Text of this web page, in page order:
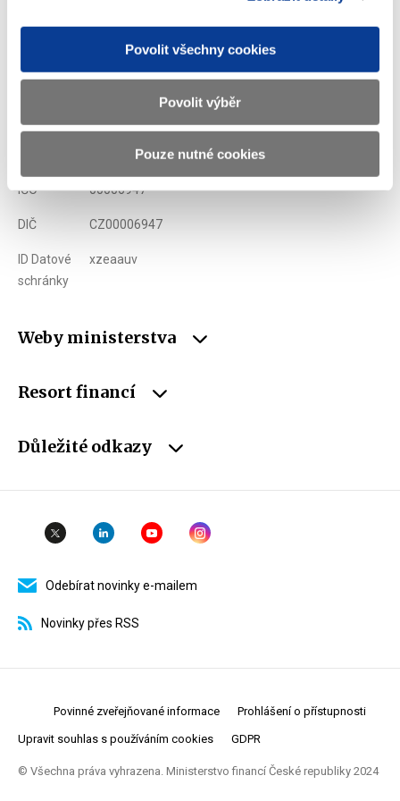
Povolit všechny cookies
Povolit výběr
Pouze nutné cookies
Ministerstvo financí ČR
Adresa
Telefon
podatelna@mf.gov.cz
IČO 00006947
DIČ CZ00006947
ID Datové
schránky
xzeaauv
Weby ministerstva
Resort financí
Důležité odkazy
Odebírat novinky e-mailem
Novinky přes RSS
Povinné zveřejňované informace Prohlášení o přístupnosti
Upravit souhlas s používáním cookies GDPR
© Všechna práva vyhrazena. Ministerstvo financí České republiky 2024